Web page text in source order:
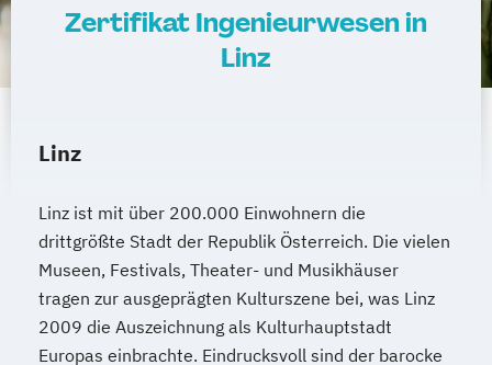
Zertifikat Ingenieurwesen in
Linz
Linz
Linz ist mit über 200.000 Einwohnern die
drittgrößte Stadt der Republik Österreich. Die vielen
Museen, Festivals, Theater- und Musikhäuser
tragen zur ausgeprägten Kulturszene bei, was Linz
2009 die Auszeichnung als Kulturhauptstadt
Europas einbrachte. Eindrucksvoll sind der barocke